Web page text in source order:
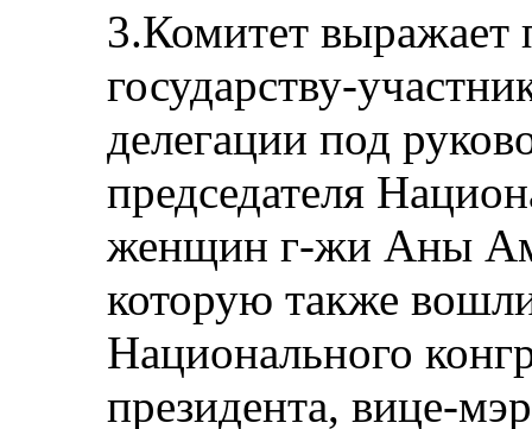
3.Комитет выражает
государству-
делегации под
председателя
женщин г-жи Аны
которую также
Национального
президента, вице-